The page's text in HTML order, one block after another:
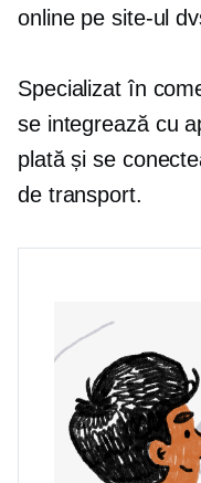
online pe site-ul
Specializat în
se integrează cu
plată și se
de transport.